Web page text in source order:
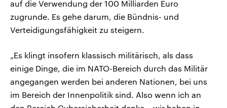
auf die Verwendung der 100 Milliarden Euro
zugrunde. Es gehe darum, die Bündnis- und
Verteidigungsfähigkeit zu steigern.
„Es klingt insofern klassisch militärisch, als dass
einige Dinge, die im NATO-Bereich durch das Militär
angegangen werden bei anderen Nationen, bei uns
im Bereich der Innenpolitik sind. Also wenn ich an